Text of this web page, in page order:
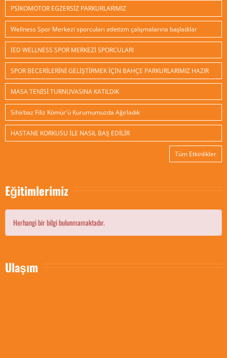
PSİKOMOTOR EGZERSİZ PARKURLARIMIZ
Wellness Spor Merkezi sporcuları atletizm çalışmalarına başladılar
İED WELLNESS SPOR MERKEZİ SPORCULARI
SPOR BECERİLERİNİ GELİŞTİRMEK İÇİN BAHÇE PARKURLARIMIZ HAZIR
MASA TENİSİ TURNUVASINA KATILDIK
Sihirbaz Filiz Kömür'ü Kurumumuzda Ağırladık
HASTANE KORKUSU İLE NASIL BAŞ EDİLİR
Tüm Etkinlikler
Eğitimlerimiz
Herhangi bir bilgi bulunmamaktadır.
Ulaşım